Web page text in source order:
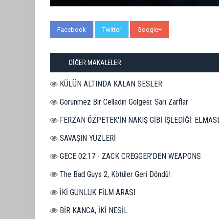
Facebook Twitter Google+
DİĞER MAKALELER
KÜLÜN ALTINDA KALAN SESLER
Görünmez Bir Celladın Gölgesi: Sarı Zarflar
FERZAN ÖZPETEK'İN NAKIŞ GİBİ İŞLEDİĞİ:
SAVAŞIN YÜZLERİ
GECE 02:17 - ZACK CREGGER'DEN WEAPONS
The Bad Guys 2, Kötüler Geri Döndü!
İKİ GÜNLÜK FİLM ARASI
BİR KANCA, İKİ NESİL